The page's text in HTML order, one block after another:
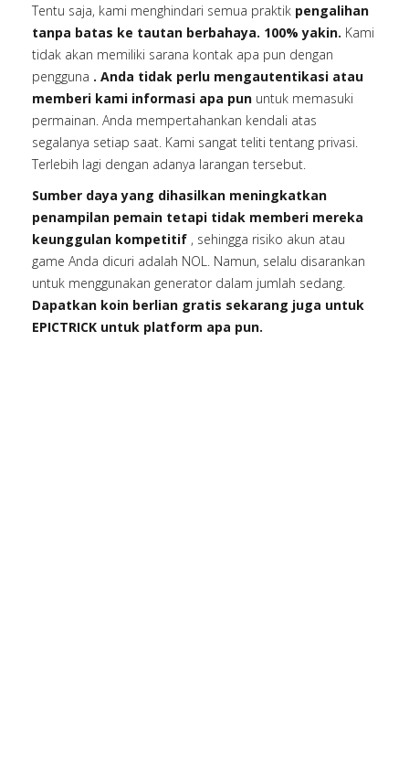
Tentu saja, kami menghindari semua praktik pengalihan
tanpa batas ke tautan berbahaya. 100% yakin. Kami
tidak akan memiliki sarana kontak apa pun dengan
pengguna . Anda tidak perlu mengautentikasi atau
memberi kami informasi apa pun untuk memasuki
permainan. Anda mempertahankan kendali atas
segalanya setiap saat. Kami sangat teliti tentang privasi.
Terlebih lagi dengan adanya larangan tersebut.
Sumber daya yang dihasilkan meningkatkan
penampilan pemain tetapi tidak memberi mereka
keunggulan kompetitif , sehingga risiko akun atau
game Anda dicuri adalah NOL. Namun, selalu disarankan
untuk menggunakan generator dalam jumlah sedang.
Dapatkan koin berlian gratis sekarang juga untuk
EPICTRICK untuk platform apa pun.